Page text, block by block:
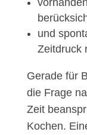
und
Zeitdruck
Gerade für
die Frage
Zeit
Kochen.